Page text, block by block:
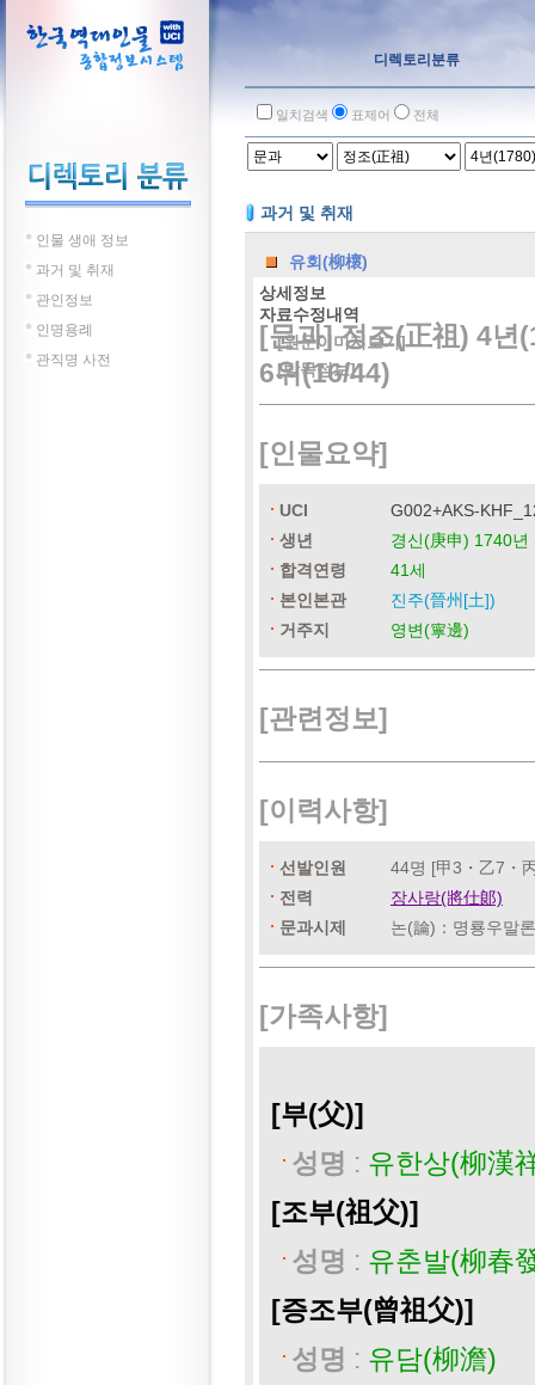
인물 생애 정보
과거 및 취재
관인정보
인명용례
관직명 사전
디렉토리분류
일치검색 표제어 전체
과거 및 취재
유회(柳櫰)
상세정보
자료수정내역
[원문이미지보기]
[방목정보]
[문과] 정조(正祖) 4년
6위(16/44)
[인물요약]
UCI
G002+AKS-
생년
경신(庚申) 1740년
합격연령
41세
본인본관
진주(晉州[土])
거주지
영변(寧邊)
[관련정보]
[이력사항]
선발인원
44명 [甲3・乙7・
전력
장사랑(將仕郞)
문과시제
논(論)：명룡우말
[가족사항]
[부(父)]
성명 : 유한상(柳漢
[조부(祖父)]
성명 : 유춘발(柳春
[증조부(曾祖父)]
성명 : 유담(柳澹)